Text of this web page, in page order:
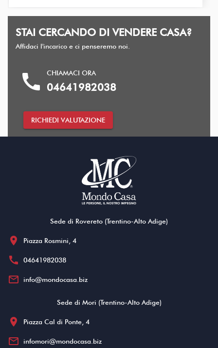
STAI CERCANDO DI VENDERE CASA?
Affidaci l'incarico e ci penseremo noi.
call CHIAMACI ORA
04641982038
RICHIEDI VALUTAZIONE
Sede di Rovereto (Trentino-Alto Adige)
location_on Piazza Rosmini, 4
call 04641982038
mail_outline info@mondocasa.biz
Sede di Mori (Trentino-Alto Adige)
location_on Piazza Cal di Ponte, 4
mail_outline infomori@mondocasa.biz